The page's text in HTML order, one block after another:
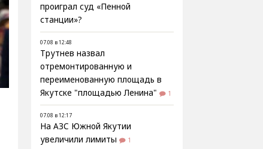
проиграл суд «Пенной
станции»?
07.08 в 12:48
Трутнев назвал
отремонтированную и
переименованную площадь в
Якутске "площадью Ленина"
1
07.08 в 12:17
На АЗС Южной Якутии
увеличили лимиты
1